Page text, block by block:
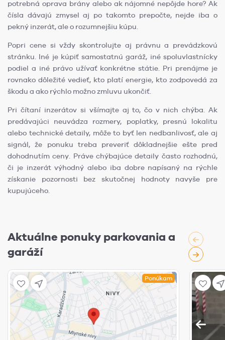
potrebná oprava brány alebo ak nájomné nepôjde hore? Ak
čísla dávajú zmysel aj po takomto prepočte, nejde iba o
pekný inzerát, ale o rozumnejšiu kúpu.
Popri cene si vždy skontrolujte aj právnu a prevádzkovú
stránku. Iné je kúpiť samostatnú garáž, iné spoluvlastnícky
podiel a iné právo užívať konkrétne státie. Pri prenájme je
rovnako dôležité vedieť, kto platí energie, kto zodpovedá za
škodu a ako rýchlo možno zmluvu ukončiť.
Pri čítaní inzerátov si všímajte aj to, čo v nich chýba. Ak
predávajúci neuvádza rozmery, poplatky, presnú lokalitu
alebo technické detaily, môže to byť len nedbanlivosť, ale aj
signál, že ponuku treba preveriť dôkladnejšie ešte pred
dohodnutím ceny. Práve chýbajúce detaily často rozhodnú,
či je inzerát výhodný alebo iba dobre napísaný na rýchle
získanie pozornosti bez skutočnej hodnoty navyše pre
kupujúceho.
Aktuálne ponuky parkovania a
garáží
Ponúkam